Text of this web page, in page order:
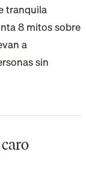
tranquila
8 mitos sobre
a
sin